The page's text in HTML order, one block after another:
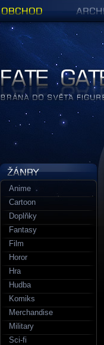
Anime
Cartoon
Doplňky
Fantasy
Film
Horor
Hra
Hudba
Komiks
Merchandise
Military
Sci-fi
Figurky a sošky | Fate Gate